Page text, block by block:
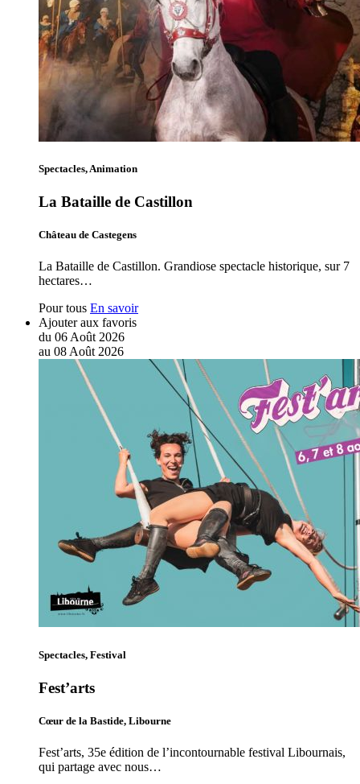
Spectacles, Animation
La Bataille de Castillon
Château de Castegens
La Bataille de Castillon. Grandiose spectacle historique, sur 7
hectares…
Pour tous En savoir
Ajouter aux favoris
du 06 Août 2026
au 08 Août 2026
Spectacles, Festival
Fest’arts
Cœur de la Bastide, Libourne
Fest’arts, 35e édition de l’incontournable festival Libournais,
qui partage avec nous…